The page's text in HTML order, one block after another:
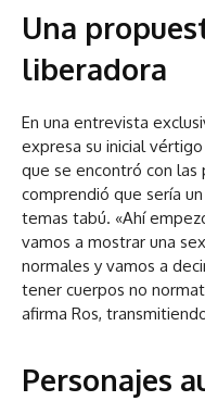
Una
liberadora
En una entrevista
expresa su inicial
que se encontró con las
comprendió que sería
temas tabú. «Ahí
vamos a mostrar una
normales y vamos a
tener cuerpos no
afirma Ros,
Personajes